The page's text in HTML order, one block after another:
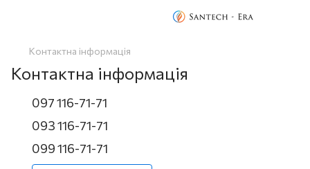
Контактна інформація
Контактна інформація
097 116-71-71
093 116-71-71
099 116-71-71